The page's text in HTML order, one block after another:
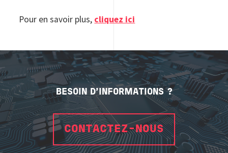
Pour en savoir plus, cliquez ici
BESOIN D'INFORMATIONS ?
CONTACTEZ-NOUS